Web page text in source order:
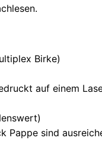
Birke)
auf einem
Pappe sind